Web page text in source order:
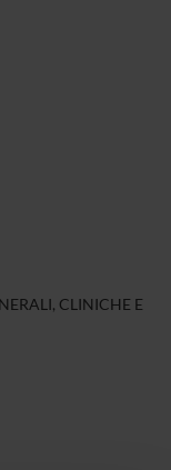
CLINICHE E